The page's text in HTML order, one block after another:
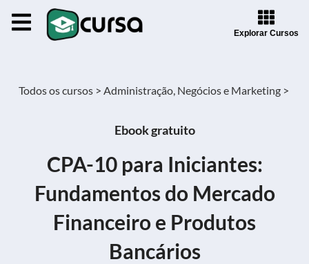
Explorar Cursos
Todos os cursos > Administração, Negócios e Marketing >
Ebook gratuito
CPA-10 para Iniciantes:
Fundamentos do Mercado
Financeiro e Produtos
Bancários